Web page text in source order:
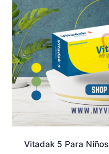
Vitadak 5 Para Niños